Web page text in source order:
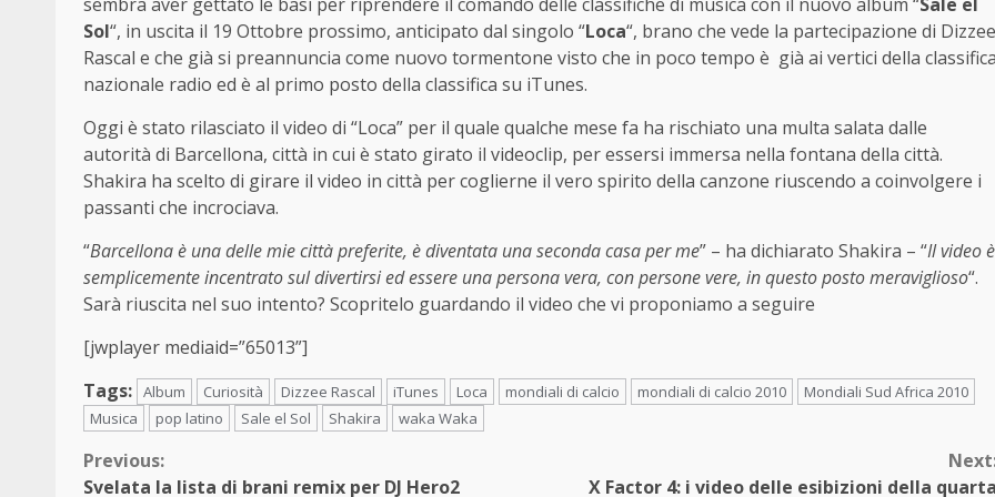
Sol“, in uscita il 19 Ottobre prossimo, anticipato dal singolo “Loca“, brano che vede la partecipazione di Dizzee
Rascal e che già si preannuncia come nuovo tormentone visto che in poco tempo è già ai vertici della classifica
nazionale radio ed è al primo posto della classifica su iTunes.
Oggi è stato rilasciato il video di “Loca” per il quale qualche mese fa ha rischiato una multa salata dalle
autorità di Barcellona, città in cui è stato girato il videoclip, per essersi immersa nella fontana della città.
Shakira ha scelto di girare il video in città per coglierne il vero spirito della canzone riuscendo a coinvolgere i
passanti che incrociava.
“Barcellona è una delle mie città preferite, è diventata una seconda casa per me” – ha dichiarato Shakira – “Il video è
semplicemente incentrato sul divertirsi ed essere una persona vera, con persone vere, in questo posto meraviglioso“.
Sarà riuscita nel suo intento? Scopritelo guardando il video che vi proponiamo a seguire
[jwplayer mediaid=”65013”]
Tags: Album Curiosità Dizzee Rascal iTunes Loca mondiali di calcio mondiali di calcio 2010
Mondiali Sud Africa 2010
Musica
pop latino Sale el Sol Shakira waka Waka
Continue
Previous:
Svelata la lista di brani remix per DJ Hero2
X Factor 4: i video delle esibizioni della quarta